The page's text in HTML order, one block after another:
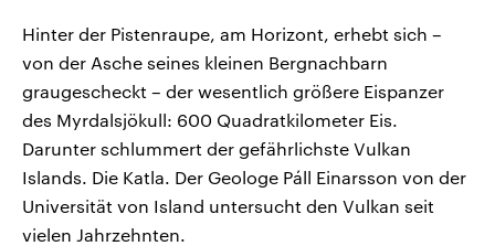
Hinter der Pistenraupe, am Horizont, erhebt sich –
von der Asche seines kleinen Bergnachbarn
graugescheckt – der wesentlich größere Eispanzer
des Myrdalsjökull: 600 Quadratkilometer Eis.
Darunter schlummert der gefährlichste Vulkan
Islands. Die Katla. Der Geologe Páll Einarsson von der
Universität von Island untersucht den Vulkan seit
vielen Jahrzehnten.